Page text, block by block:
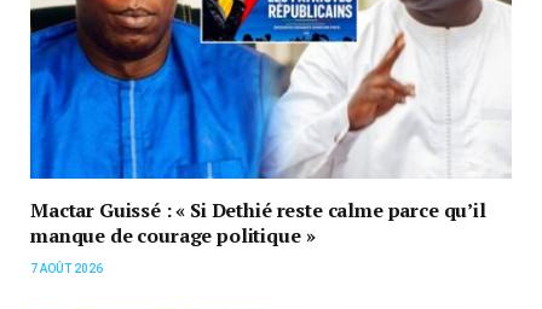
Mactar Guissé : « Si Dethié reste calme parce qu’il
manque de courage politique »
7 AOÛT 2026